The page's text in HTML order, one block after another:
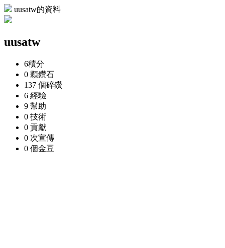
uusatw的資料
uusatw
6積分
0 顆鑽石
137 個碎鑽
6 經驗
9 幫助
0 技術
0 貢獻
0 次宣傳
0 個金豆